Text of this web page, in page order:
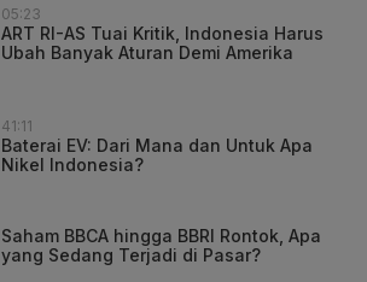
05:23
ART RI-AS Tuai Kritik, Indonesia Harus
Ubah Banyak Aturan Demi Amerika
41:11
Baterai EV: Dari Mana dan Untuk Apa
Nikel Indonesia?
Saham BBCA hingga BBRI Rontok, Apa
yang Sedang Terjadi di Pasar?